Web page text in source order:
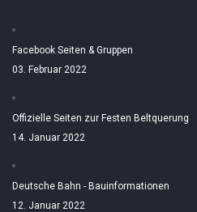
Facebook Seiten & Gruppen
03. Februar 2022
Offizielle Seiten zur Festen Beltquerung
14. Januar 2022
Deutsche Bahn - Bauinformationen
12. Januar 2022